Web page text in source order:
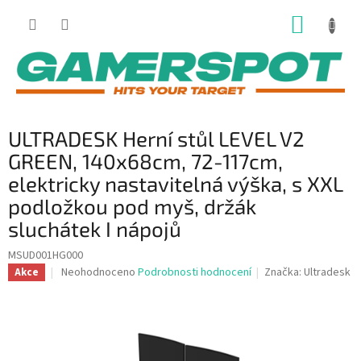
ULTRADESK Herní stůl LEVEL V2
GREEN, 140x68cm, 72-117cm,
elektricky nastavitelná výška, s XXL
podložkou pod myš, držák
sluchátek I nápojů
MSUD001HG000
Akce
Průměrné
Neohodnoceno Podrobnosti hodnocení Značka:Ultradesk